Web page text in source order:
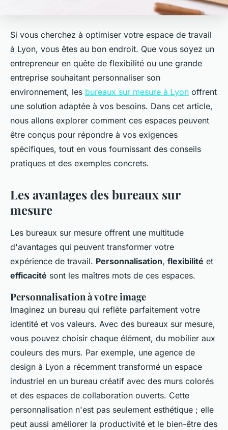
Si vous cherchez à optimiser votre espace de travail
à Lyon, vous êtes au bon endroit. Que vous soyez un
entrepreneur en quête de flexibilité ou une grande
entreprise souhaitant personnaliser son
environnement, les bureaux sur mesure à Lyon offrent
une solution adaptée à vos besoins. Dans cet article,
nous allons explorer comment ces espaces peuvent
être conçus pour répondre à vos exigences
spécifiques, tout en vous fournissant des conseils
pratiques et des exemples concrets.
Les avantages des bureaux sur
mesure
Les bureaux sur mesure offrent une multitude
d'avantages qui peuvent transformer votre
expérience de travail. Personnalisation, flexibilité et
efficacité sont les maîtres mots de ces espaces.
Personnalisation à votre image
Imaginez un bureau qui reflète parfaitement votre
identité et vos valeurs. Avec des bureaux sur mesure,
vous pouvez choisir chaque élément, du mobilier aux
couleurs des murs. Par exemple, une agence de
design à Lyon a récemment transformé un espace
industriel en un bureau créatif avec des murs colorés
et des espaces de collaboration ouverts. Cette
personnalisation n'est pas seulement esthétique ; elle
peut aussi améliorer la productivité et le bien-être des